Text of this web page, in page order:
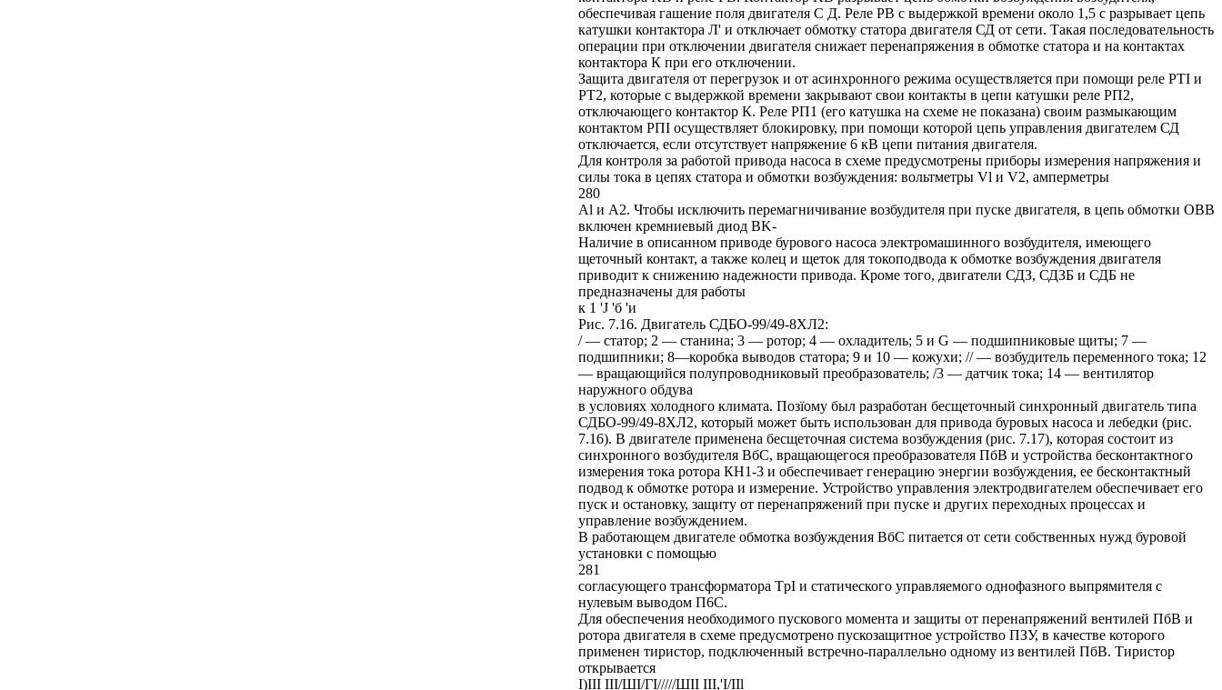
обеспечивая гашение поля двигателя С Д. Реле PB с выдержкой времени около 1,5 с разрывает цепь
катушки контактора Л' и отключает обмотку статора двигателя СД от сети. Такая последовательность
операции при отключении двигателя снижает перенапряжения в обмотке статора и на контактах
контактора К при его отключении.
Защита двигателя от перегрузок и от асинхронного режима осуществляется при помощи реле PTI и
РТ2, которые с выдержкой времени закрывают свои контакты в цепи катушки реле РП2,
отключающего контактор К. Реле РП1 (его катушка на схеме не показана) своим размыкающим
контактом РПI осуществляет блокировку, при помощи которой цепь управления двигателем СД
отключается, если отсутствует напряжение 6 кВ цепи питания двигателя.
Для контроля за работой привода насоса в схеме предусмотрены приборы измерения напряжения и
силы тока в цепях статора и обмотки возбуждения: вольтметры Vl и V2, амперметры
280
Al и А2. Чтобы исключить перемагничивание возбудителя при пуске двигателя, в цепь обмотки OBB
включен кремниевый диод BK-
Наличие в описанном приводе бурового насоса электромашинного возбудителя, имеющего
щеточный контакт, а также колец и щеток для токоподвода к обмотке возбуждения двигателя
приводит к снижению надежности привода. Кроме того, двигатели СДЗ, СДЗБ и СДБ не
предназначены для работы
к 1 'J 'б 'и
Рис. 7.16. Двигатель СДБО-99/49-8ХЛ2:
/ — статор; 2 — станина; 3 — ротор; 4 — охладитель; 5 и G — подшипниковые щиты; 7 —
подшипники; 8—коробка выводов статора; 9 и 10 — кожухи; // — возбудитель переменного тока; 12
— вращающийся полупроводниковый преобразователь; /3 — датчик тока; 14 — вентилятор
наружного обдува
в условиях холодного климата. Позїому был разработан бесщеточный синхронный двигатель типа
СДБО-99/49-8ХЛ2, который может быть использован для привода буровых насоса и лебедки (рис.
7.16). В двигателе применена бесщеточная система возбуждения (рис. 7.17), которая состоит из
синхронного возбудителя ВбС, вращающегося преобразователя ПбВ и устройства бесконтактного
измерения тока ротора КН1-3 и обеспечивает генерацию энергии возбуждения, ее бесконтактный
подвод к обмотке ротора и измерение. Устройство управления электродвигателем обеспечивает его
пуск и остановку, защиту от перенапряжений при пуске и других переходных процессах и
управление возбуждением.
В работающем двигателе обмотка возбуждения ВбС питается от сети собственных нужд буровой
установки с помощью
281
согласующего трансформатора TpI и статического управляемого однофазного выпрямителя с
нулевым выводом П6С.
Для обеспечения необходимого пускового момента и защиты от перенапряжений вентилей ПбВ и
ротора двигателя в схеме предусмотрено пускозащитное устройство ПЗУ, в качестве которого
применен тиристор, подключенный встречно-параллельно одному из вентилей ПбВ. Тиристор
открывается
I)III ІІІ/ШІ/ГІ/////ШІІ III,'I/IIl